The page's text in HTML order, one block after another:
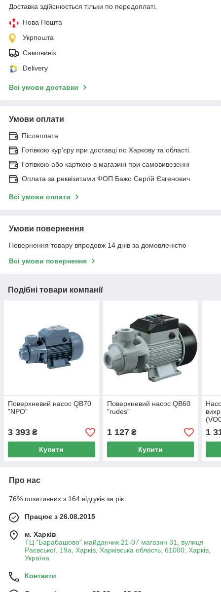
Доставка здійснюється тільки по передоплаті.
Нова Пошта
Укрпошта
Самовивіз
Delivery
Всі умови доставки
Умови оплати
Післяплата
Готівкою кур'єру при доставці по Харкову та області.
Готівкою або карткою в магазині при самовивезенні
Оплата за реквізитами ФОП Бажо Сергій Євгенович
Всі умови оплати
Умови повернення
Повернення товару впродовж 14 днів за домовленістю
Всі умови повернення
Подібні товари компанії
Поверхневий насос QB70
"NPO"
3 393 ₴
Купити
Поверхневий насос QB60
"rudes"
1 127₴
Купити
1
Про нас
76% позитивних з 164 відгуків за рік
Працює з 26.08.2015
м. Харків
ТЦ "Барабашово" майданчик 21-07 магазин 31, вулиця
Раєвської, 19а, Харків, Харківська область, 61000, Харків,
Україна
Контакти